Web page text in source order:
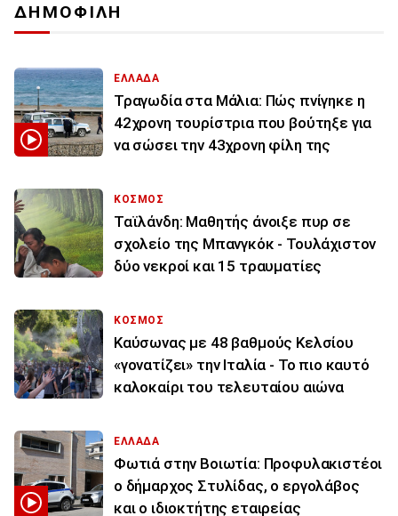
ΔΗΜΟΦΙΛΗ
ΕΛΛΑΔΑ
Τραγωδία στα Μάλια: Πώς πνίγηκε η
42χρονη τουρίστρια που βούτηξε για
να σώσει την 43χρονη φίλη της
ΚΟΣΜΟΣ
Ταϊλάνδη: Μαθητής άνοιξε πυρ σε
σχολείο της Μπανγκόκ - Τουλάχιστον
δύο νεκροί και 15 τραυματίες
ΚΟΣΜΟΣ
Καύσωνας με 48 βαθμούς Κελσίου
«γονατίζει» την Ιταλία - Το πιο καυτό
καλοκαίρι του τελευταίου αιώνα
ΕΛΛΑΔΑ
Φωτιά στην Βοιωτία: Προφυλακιστέοι
ο δήμαρχος Στυλίδας, ο εργολάβος
και ο ιδιοκτήτης εταιρείας